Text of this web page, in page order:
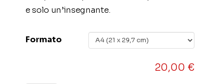
e solo un’insegnante.
Formato
20,00€